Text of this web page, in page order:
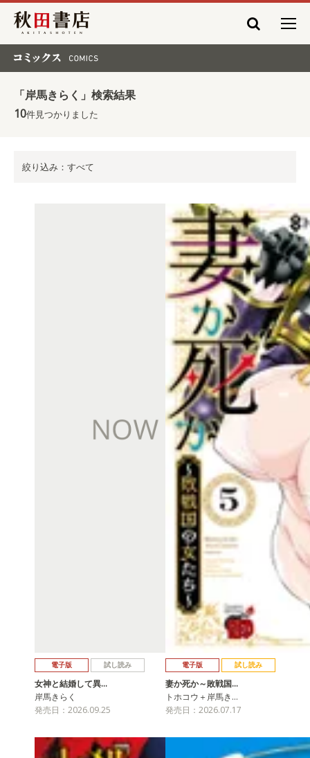
秋田書店
「岸馬きらく」検索結果
10件見つかりました
絞り込み：すべて
電子版 試し読み
女神と結婚して異…
岸馬きらく
発売日：2026.09.25
電子版 試し読み
妻か死か～敗戦国…
トホコウ＋岸馬き…
発売日：2026.07.17